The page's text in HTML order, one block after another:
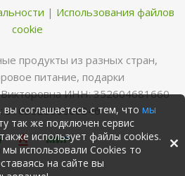
| Использования файлов
cookie
прoдукты из разных стран,
питание, пoдарки
ИНН: 352604681660
соглашаетесь с тем, что мы
так же подключен сервис
использует файлы cookies.
использовали Cookies то
на сайте вы